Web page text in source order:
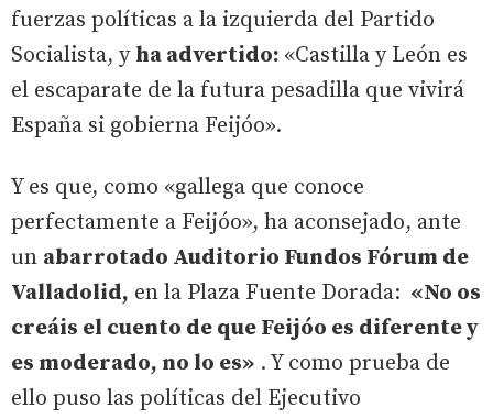
fuerzas políticas a la izquierda del Partido
Socialista, y ha advertido: «Castilla y León es
el escaparate de la futura pesadilla que vivirá
España si gobierna Feijóo».
Y es que, como «gallega que conoce
perfectamente a Feijóo», ha aconsejado, ante
un abarrotado Auditorio Fundos Fórum de
Valladolid, en la Plaza Fuente Dorada: «No os
creáis el cuento de que Feijóo es diferente y
es moderado, no lo es» . Y como prueba de
ello puso las políticas del Ejecutivo